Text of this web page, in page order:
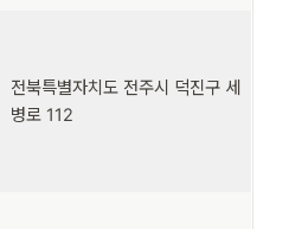
전북특별자치도 전주시 덕진구 세
병로 112